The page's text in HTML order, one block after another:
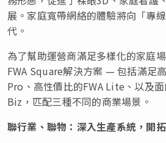
展。家庭寬帶網絡的體驗將向 「專線
代。
為了幫助運營商滿足多樣化的家庭
FWA Square解決方案 — 包括滿足
Pro、高性價比的FWA Lite、以及
Biz，匹配三種不同的商業場景。
聯行業、聯物：深入生產系統，開